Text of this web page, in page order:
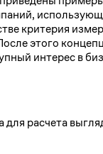
критерия
этого
интерес в
для расчета